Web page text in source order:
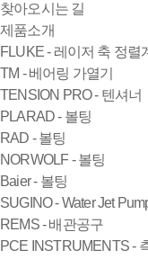
찾아오시는 길
제품소개
FLUKE - 레이저 축 정렬
TM - 베어링 가열기
TENSION PRO - 텐셔너
PLARAD - 볼팅
RAD - 볼팅
NORWOLF - 볼팅
Baier - 볼팅
SUGINO - Water Jet
REMS - 배관공구
PCE INSTRUMENTS -